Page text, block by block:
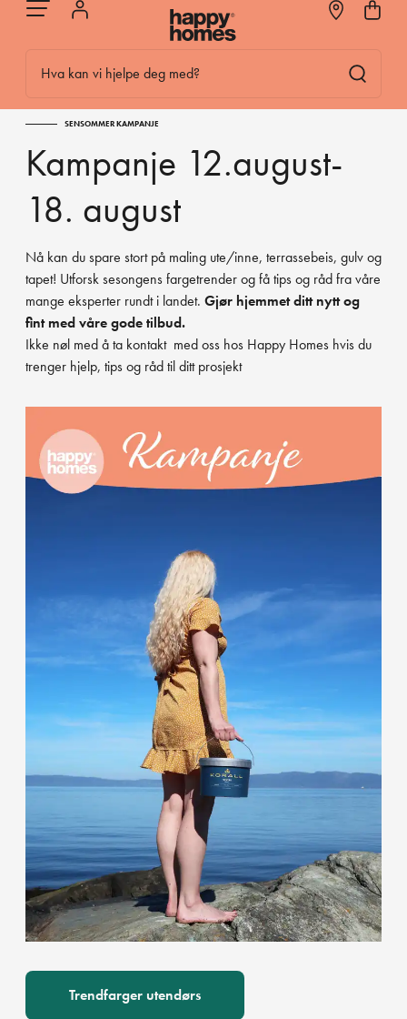
Hva kan vi hjelpe deg med?
SENSOMMER KAMPANJE
Kampanje 12.august-
18. august
Nå kan du spare stort på maling ute/inne, terrassebeis, gulv og
tapet! Utforsk sesongens fargetrender og få tips og råd fra våre
mange eksperter rundt i landet. Gjør hjemmet ditt nytt og
fint med våre gode tilbud.
Ikke nøl med å ta kontakt med oss hos Happy Homes hvis du
trenger hjelp, tips og råd til ditt prosjekt
Trendfarger utendørs